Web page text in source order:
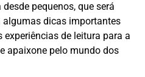
pequenos, que será
algumas dicas importantes
de leitura para a
apaixone pelo mundo dos